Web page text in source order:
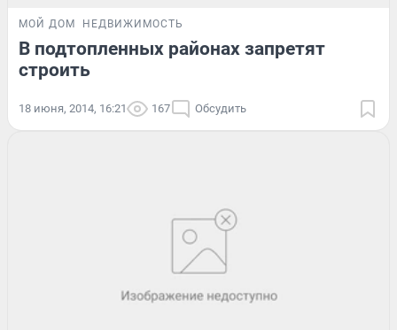
МОЙ ДОМ НЕДВИЖИМОСТЬ
В подтопленных районах запретят
строить
18 июня, 2014, 16:21 167 Обсудить